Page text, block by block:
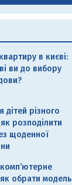
в києві:
ви до вибору
дітей різного
розподілити
щоденної
як обрати модель